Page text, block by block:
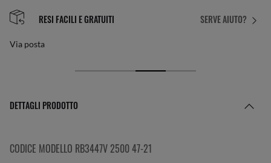
SERVE AIUTO?
RESI FACILI E GRATUITI
Via posta
DETTAGLI PRODOTTO
CODICE MODELLO RB3447V 2500 47-21